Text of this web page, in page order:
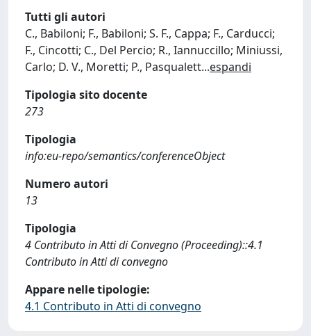
Tutti gli autori
C., Babiloni; F., Babiloni; S. F., Cappa; F., Carducci;
F., Cincotti; C., Del Percio; R., Iannuccillo; Miniussi,
Carlo; D. V., Moretti; P., Pasqualett...espandi
Tipologia sito docente
273
Tipologia
info:eu-repo/semantics/conferenceObject
Numero autori
13
Tipologia
4 Contributo in Atti di Convegno (Proceeding)::4.1
Contributo in Atti di convegno
Appare nelle tipologie:
4.1 Contributo in Atti di convegno